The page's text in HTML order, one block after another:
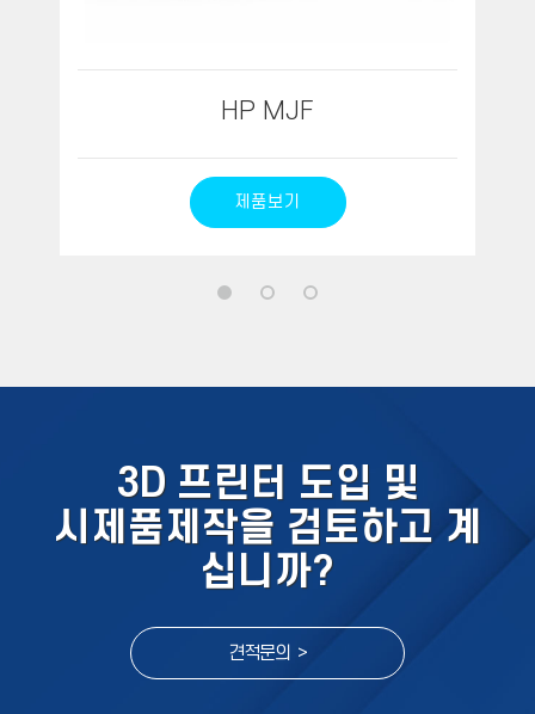
HP MJF
제품보기
3D 프린터 도입 및
시제품제작을 검토하고 계
십니까?
견적문의 >